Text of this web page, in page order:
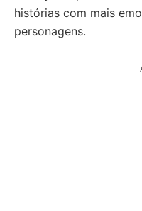
histórias com mais
personagens.